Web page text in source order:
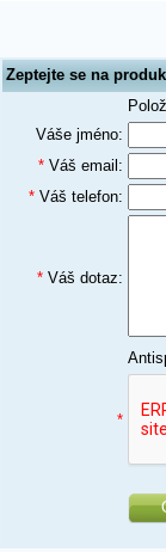
Zeptejte se na
Váše jméno:
* Váš email:
* Váš telefon:
* Váš dotaz:
*